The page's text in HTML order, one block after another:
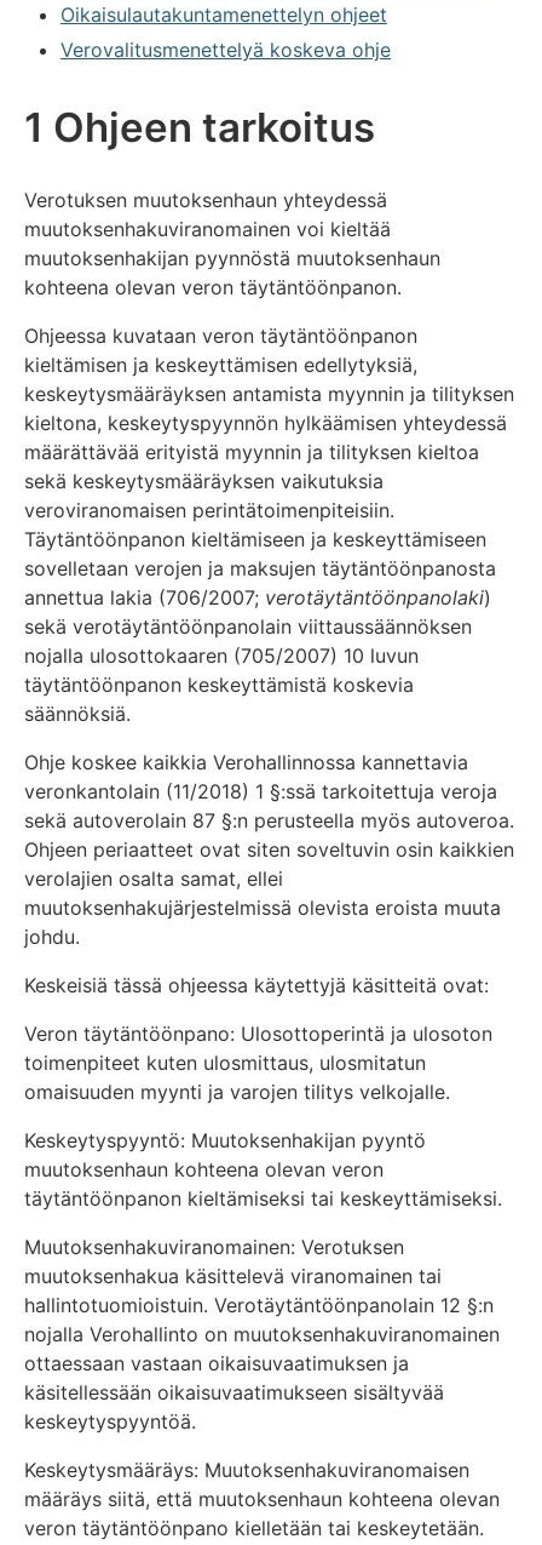
Oikaisulautakuntamenettelyn ohjeet
Verovalitusmenettelyä koskeva ohje
1 Ohjeen tarkoitus
Verotuksen muutoksenhaun yhteydessä
muutoksenhakuviranomainen voi kieltää
muutoksenhakijan pyynnöstä muutoksenhaun
kohteena olevan veron täytäntöönpanon.
Ohjeessa kuvataan veron täytäntöönpanon
kieltämisen ja keskeyttämisen edellytyksiä,
keskeytysmääräyksen antamista myynnin ja tilityksen
kieltona, keskeytyspyynnön hylkäämisen yhteydessä
määrättävää erityistä myynnin ja tilityksen kieltoa
sekä keskeytysmääräyksen vaikutuksia
veroviranomaisen perintätoimenpiteisiin.
Täytäntöönpanon kieltämiseen ja keskeyttämiseen
sovelletaan verojen ja maksujen täytäntöönpanosta
annettua lakia (706/2007; verotäytäntöönpanolaki)
sekä verotäytäntöönpanolain viittaussäännöksen
nojalla ulosottokaaren (705/2007) 10 luvun
täytäntöönpanon keskeyttämistä koskevia
säännöksiä.
Ohje koskee kaikkia Verohallinnossa kannettavia
veronkantolain (11/2018) 1 §:ssä tarkoitettuja veroja
sekä autoverolain 87 §:n perusteella myös autoveroa.
Ohjeen periaatteet ovat siten soveltuvin osin kaikkien
verolajien osalta samat, ellei
muutoksenhakujärjestelmissä olevista eroista muuta
johdu.
Keskeisiä tässä ohjeessa käytettyjä käsitteitä ovat:
Veron täytäntöönpano: Ulosottoperintä ja ulosoton
toimenpiteet kuten ulosmittaus, ulosmitatun
omaisuuden myynti ja varojen tilitys velkojalle.
Keskeytyspyyntö: Muutoksenhakijan pyyntö
muutoksenhaun kohteena olevan veron
täytäntöönpanon kieltämiseksi tai keskeyttämiseksi.
Muutoksenhakuviranomainen: Verotuksen
muutoksenhakua käsittelevä viranomainen tai
hallintotuomioistuin. Verotäytäntöönpanolain 12 §:n
nojalla Verohallinto on muutoksenhakuviranomainen
ottaessaan vastaan oikaisuvaatimuksen ja
käsitellessään oikaisuvaatimukseen sisältyvää
keskeytyspyyntöä.
Keskeytysmääräys: Muutoksenhakuviranomaisen
määräys siitä, että muutoksenhaun kohteena olevan
veron täytäntöönpano kielletään tai keskeytetään.